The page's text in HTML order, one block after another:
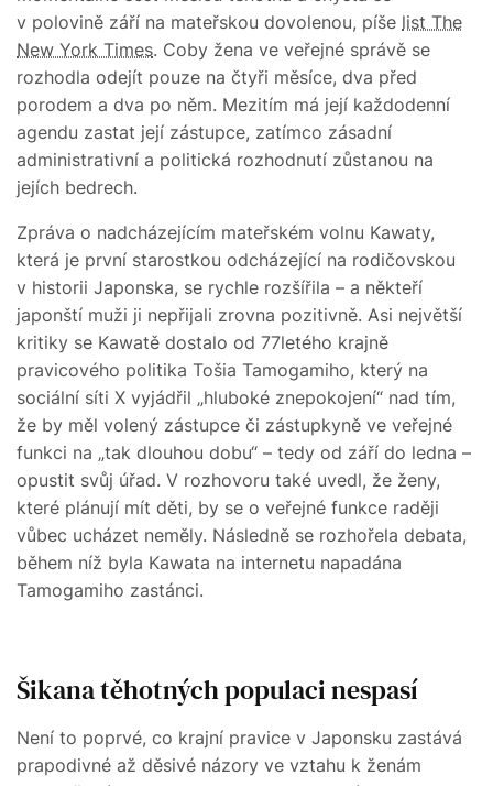
v polovině září na mateřskou dovolenou, píše list The
New York Times. Coby žena ve veřejné správě se
rozhodla odejít pouze na čtyři měsíce, dva před
porodem a dva po něm. Mezitím má její každodenní
agendu zastat její zástupce, zatímco zásadní
administrativní a politická rozhodnutí zůstanou na
jejích bedrech.
Zpráva o nadcházejícím mateřském volnu Kawaty,
která je první starostkou odcházející na rodičovskou
v historii Japonska, se rychle rozšířila – a někteří
japonští muži ji nepřijali zrovna pozitivně. Asi největší
kritiky se Kawatě dostalo od 77letého krajně
pravicového politika Tošia Tamogamiho, který na
sociální síti X vyjádřil „hluboké znepokojení“ nad tím,
že by měl volený zástupce či zástupkyně ve veřejné
funkci na „tak dlouhou dobu“ – tedy od září do ledna –
opustit svůj úřad. V rozhovoru také uvedl, že ženy,
které plánují mít děti, by se o veřejné funkce raději
vůbec ucházet neměly. Následně se rozhořela debata,
během níž byla Kawata na internetu napadána
Tamogamiho zastánci.
Šikana těhotných populaci nespasí
Není to poprvé, co krajní pravice v Japonsku zastává
prapodivné až děsivé názory ve vztahu k ženám